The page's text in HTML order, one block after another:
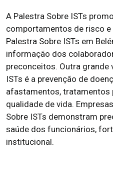
A Palestra Sobre ISTs
comportamentos de risco
Palestra Sobre ISTs em
informação dos
preconceitos. Outra grande
ISTs é a prevenção de
afastamentos, tratamentos
qualidade de vida.
Sobre ISTs demonstram
saúde dos funcionários,
institucional.